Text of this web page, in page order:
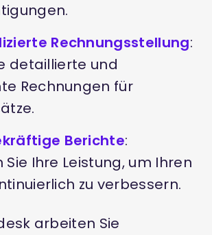
Rechnungsstellung:
detaillierte und
Rechnungen für
Berichte:
Sie Ihre Leistung, um Ihren
zu verbessern.
arbeiten Sie